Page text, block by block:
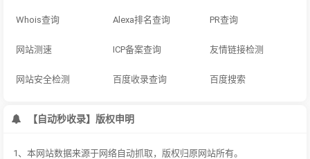
Whois查询 Alexa排名查询 PR查询
网站测速 ICP备案查询 友情链接检测
网站安全检测 百度收录查询 百度搜索
【自动秒收录】版权申明
1、本网站数据来源于网络自动抓取，版权归原网站所有。